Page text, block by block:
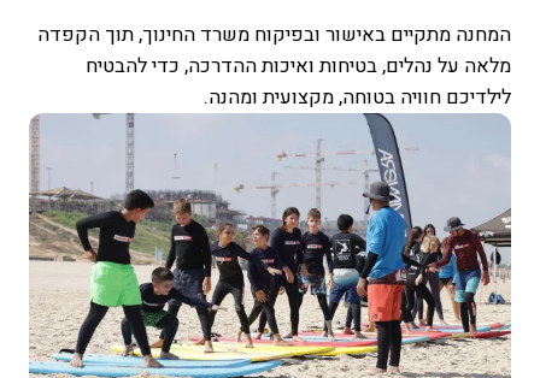
המחנה מתקיים באישור ובפיקוח משרד החינוך, תוך הקפדה
מלאה על נהלים, בטיחות ואיכות ההדרכה, כדי להבטיח
לילדיכם חוויה בטוחה, מקצועית ומהנה.